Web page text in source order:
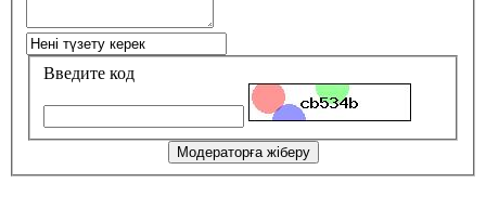
Введите код
Модераторға жіберу